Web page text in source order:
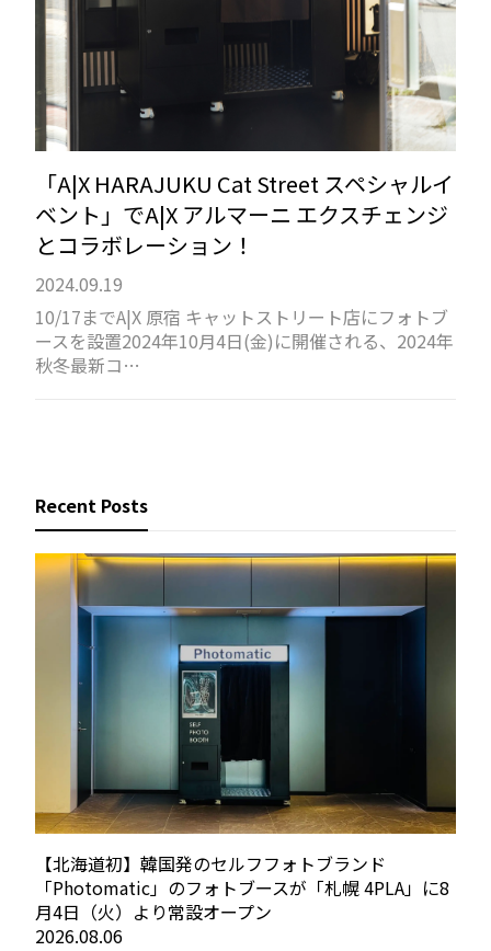
「A|X HARAJUKU Cat Street スペシャルイ
ベント」でA|X アルマーニ エクスチェンジ
とコラボレーション！
2024.09.19
10/17までA|X 原宿 キャットストリート店にフォトブ
ースを設置2024年10月4日(金)に開催される、2024年
秋冬最新コ…
Recent Posts
【北海道初】韓国発のセルフフォトブランド
「Photomatic」のフォトブースが「札幌 4PLA」に8
月4日（火）より常設オープン
2026.08.06